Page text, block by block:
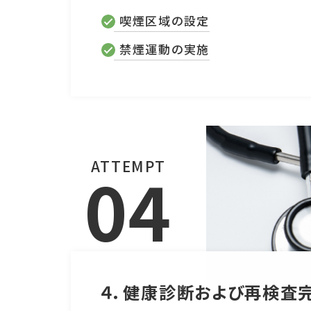
喫煙区域の設定
禁煙運動の実施
ATTEMPT
04
４．健康診断および再検査